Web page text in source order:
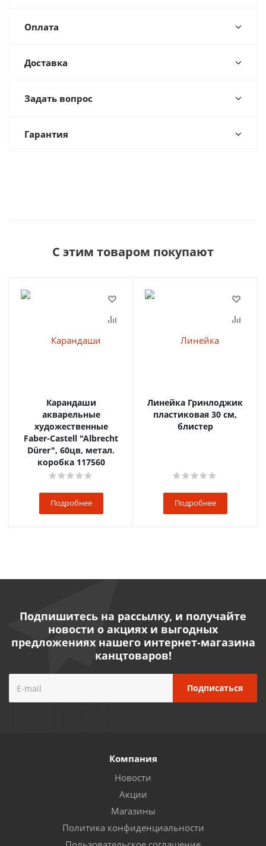
Оплата
Доставка
Задать вопрос
Гарантия
С этим товаром покупают
Карандаши
акварельные
художественные
Faber-Castell "Albrecht
Dürer", 60цв, метал.
коробка 117560
Подробнее
Линейка Гринлоджик
пластиковая 30 см,
блистер
Подробнее
Подпишитесь на рассылку, и получайте
новости о акциях и выгодных
предложениях нашего интернет-магазина
канцтоваров!
Компания
Новости
Акции
Магазины
Политика конфиденциальности